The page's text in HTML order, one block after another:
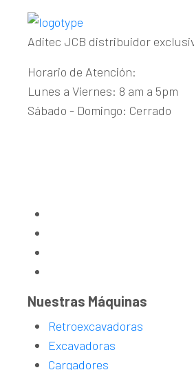
Aditec JCB distribuidor
Horario de Atención:
Lunes a Viernes: 8 am a 5pm
Sábado - Domingo: Cerrado
Nuestras Máquinas
Retroexcavadoras
Excavadoras
Cargadores